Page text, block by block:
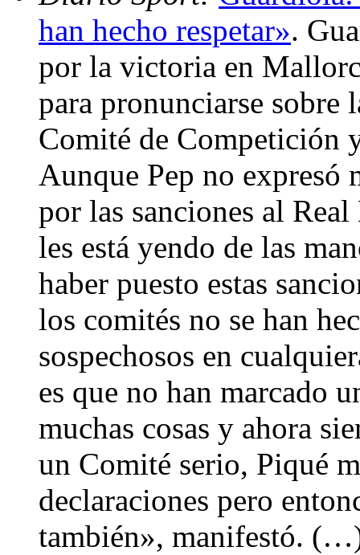
han hecho respetar».
por la victoria en
para pronunciarse sobre
Comité de Competición
Aunque Pep no expresó
por las sanciones al
les está yendo de las
haber puesto estas
los comités no se han
sospechosos en
es que no han marcado
muchas cosas y ahora
un Comité serio, Piqué
declaraciones pero
también», manifestó.